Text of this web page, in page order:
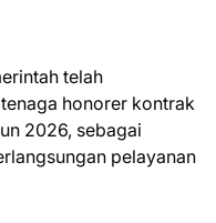
telah
honorer kontrak
2026, sebagai
pelayanan